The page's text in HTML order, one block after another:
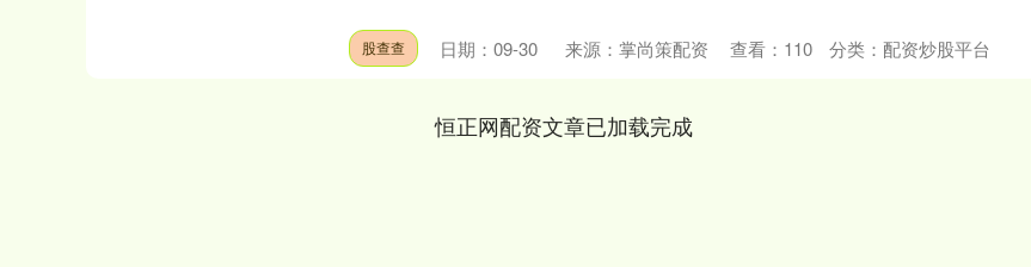
股查查 日期：09-30 来源：掌尚策配资 查看： 110 分类： 配资炒股平台
恒正网配资文章已加载完成